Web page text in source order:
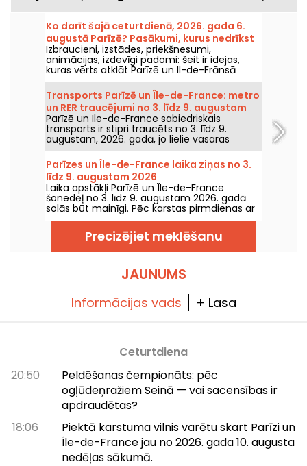
Ko darīt šajā ceturtdienā, 2026. gada 6.
augustā Parīzē? Pasākumi, kurus nedrīkst
palaist garām
Izbraucieni, izstādes, priekšnesumi,
animācijas, izdevīgi padomi: šeit ir idejas,
kuras vērts atklāt Parīzē un Il-de-Frānsā
ceturtdien, 6. augustā 2026.
Transports Parīzē un Île-de-France: metro
un RER traucējumi no 3. līdz 9. augustam
2026
Parīzē un Ile-de-France sabiedriskais
transports ir stipri traucēts no 3. līdz 9.
augustam, 2026. gadā, jo lielie vasaras
remontdarbi smagi ietekmē dažas līnijas,
saskaņā ar RATP un SNCF.
Parīzes un Île-de-France laika ziņas no 3.
līdz 9. augustam 2026
Laika apstākļi Parīzē un Île-de-France
šonedēļ no 3. līdz 9. augustam 2026. gadā
solās būt mainīgi. Pēc karstas pirmdienas ar
risku pērkona negaisu temperatūra
pakāpeniski pazemināsies, pirms nedēļas
nogalē atgriezīsies siltāks un saulaināks laiks.
Precizējiet meklēšanu
JAUNUMS
Informācijas vads + Lasa
Ceturtdiena
20:50
Peldēšanas čempionāts: pēc
ogļūdeņražiem Seinā — vai sacensības ir
apdraudētas?
18:06
Piektā karstuma vilnis varētu skart Parīzi un
Île-de-France jau no 2026. gada 10. augusta
nedēļas sākumā.